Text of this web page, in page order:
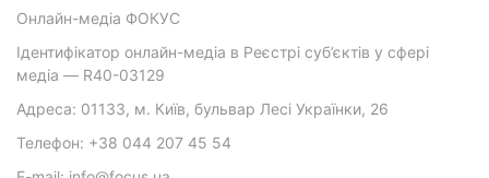
Онлайн-медіа ФОКУС
Ідентифікатор онлайн-медіа в Реєстрі суб’єктів у сфері
медіа — R40-03129
Адреса: 01133, м. Київ, бульвар Лесі Українки, 26
Телефон: +38 044 207 45 54